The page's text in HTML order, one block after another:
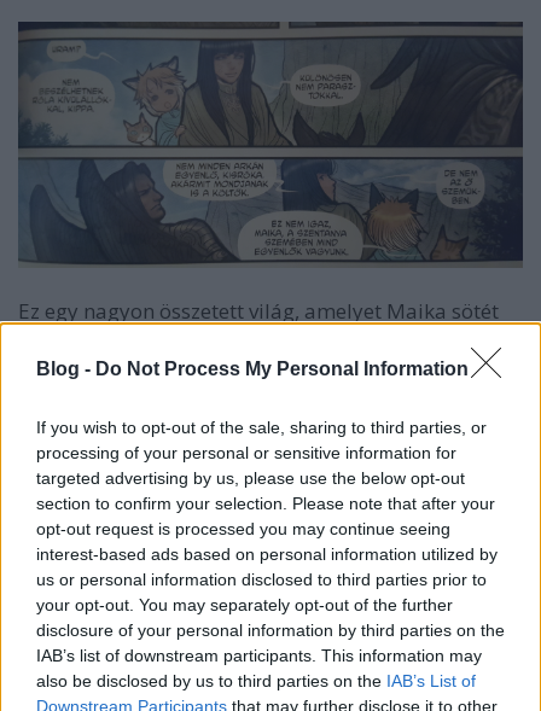
Blog - Do Not Process My Personal Information
If you wish to opt-out of the sale, sharing to third parties, or
processing of your personal or sensitive information for
targeted advertising by us, please use the below opt-out
section to confirm your selection. Please note that after your
opt-out request is processed you may continue seeing
interest-based ads based on personal information utilized by
us or personal information disclosed to third parties prior to
your opt-out. You may separately opt-out of the further
disclosure of your personal information by third parties on the
IAB’s list of downstream participants. This information may
also be disclosed by us to third parties on the IAB’s List of
Downstream Participants that may further disclose it to other
Ez egy nagyon összetett világ, amelyet Maika sötét
boszorkányokat. Múltjának és jelenének titkai után
benne, aki alig várja, hogy átvegye az irányítást a
lánytól és szabad legyen. Ebben a kalandban pedig
érdekes útitársakra talál. Ebben a kötetben főleg
rajtuk van a hangsúly, rengeteg érdekesség
információt kapunk, de még több kérdést,
amelyekre remélhetőleg a további kötetek megadják
majd a válaszokat. Szerencsére nem csak a grafika
szép, hanem a történet is kecsegtető. Ez a kötet
tartalmazza a Monstress-sorozat 1-6. számát, és
szerencsére már kapható a kötet folytatása, mely a
Vércímet viseli. Hamarosan érkezem annak az